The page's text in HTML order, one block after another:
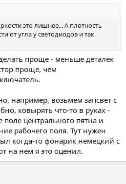
это лишнее... А плотность
от угла у светодиодов и так
проще - меньше деталек
проще, чем
например, возьмем запсвет с
ковырять что-то в руках -
центрального пятна и
рабочего поля. Тут нужен
когда-то фонарик немецкий с
на нем я это оценил.